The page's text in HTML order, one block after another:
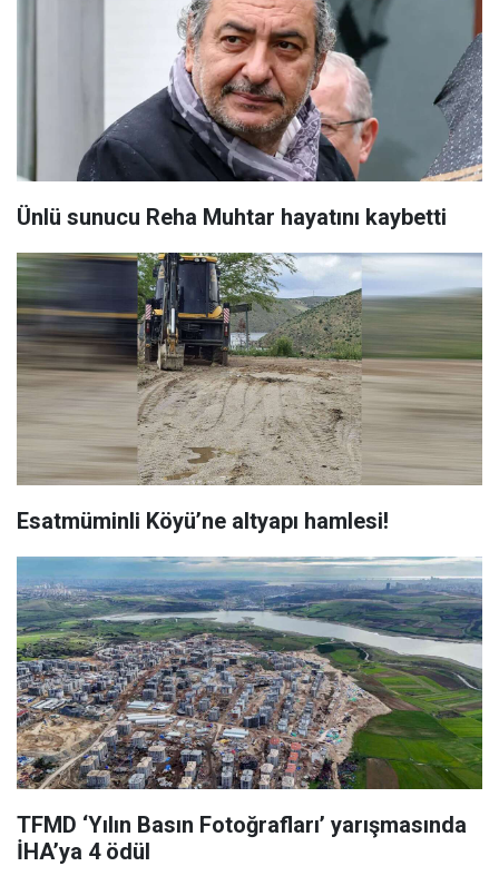
Ünlü sunucu Reha Muhtar hayatını kaybetti
Esatmüminli Köyü’ne altyapı hamlesi!
TFMD ‘Yılın Basın Fotoğrafları’ yarışmasında
İHA’ya 4 ödül